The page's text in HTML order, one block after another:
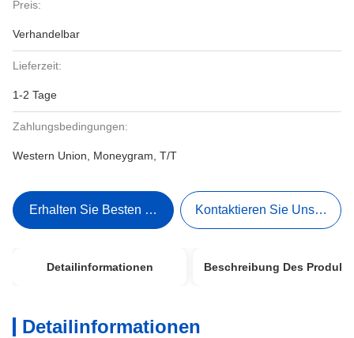
Preis:
Verhandelbar
Lieferzeit:
1-2 Tage
Zahlungsbedingungen:
Western Union, Moneygram, T/T
Erhalten Sie Besten Preis Kontaktieren Sie Uns Jetzt
Detailinformationen Beschreibung Des
Detailinformationen